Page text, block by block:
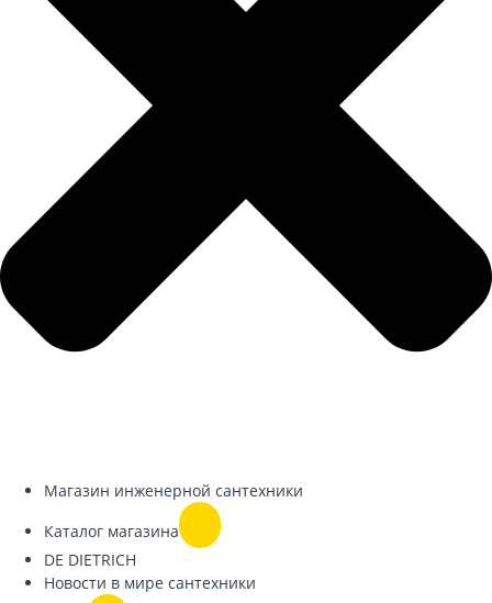
Магазин инженерной сантехники
Каталог магазина
DE DIETRICH
Новости в мире сантехники